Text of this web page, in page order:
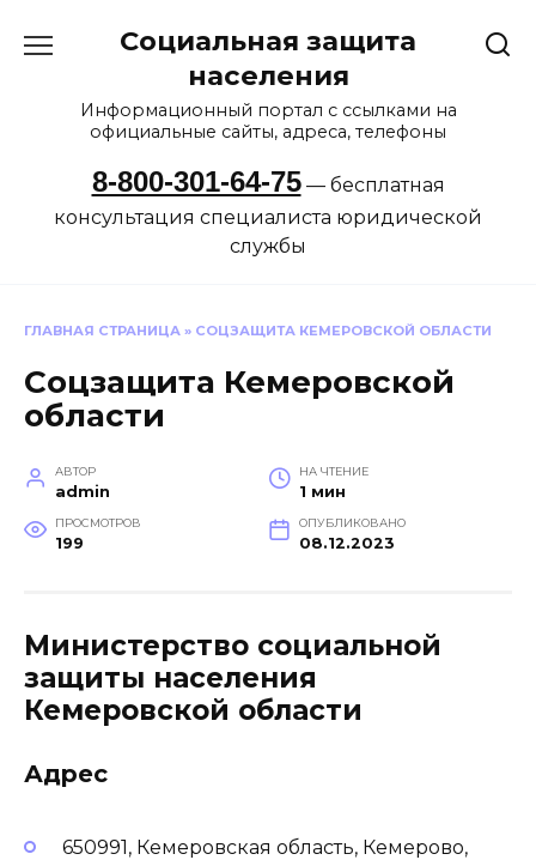
Социальная защита
населения
Информационный портал с ссылками на
официальные сайты, адреса, телефоны
8-800-301-64-75— бесплатная
консультация специалиста юридической
службы
ГЛАВНАЯ СТРАНИЦА » СОЦЗАЩИТА КЕМЕРОВСКОЙ ОБЛАСТИ
Соцзащита Кемеровской
области
АВТОР
admin
НА ЧТЕНИЕ
1 мин
ПРОСМОТРОВ
199
ОПУБЛИКОВАНО
08.12.2023
Министерство социальной
защиты населения
Кемеровской области
Адрес
650991, Кемеровская область, Кемерово,